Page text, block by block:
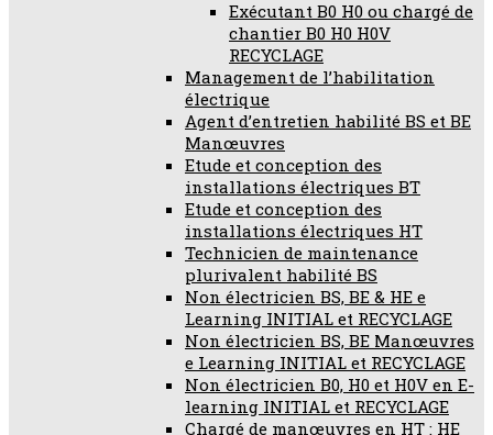
Exécutant B0 H0 ou chargé de
chantier B0 H0 H0V
RECYCLAGE
Management de l’habilitation
électrique
Agent d’entretien habilité BS et BE
Manœuvres
Etude et conception des
installations électriques BT
Etude et conception des
installations électriques HT
Technicien de maintenance
plurivalent habilité BS
Non électricien BS, BE & HE e
Learning INITIAL et RECYCLAGE
Non électricien BS, BE Manœuvres
e Learning INITIAL et RECYCLAGE
Non électricien B0, H0 et H0V en E-
learning INITIAL et RECYCLAGE
Chargé de manœuvres en HT : HE